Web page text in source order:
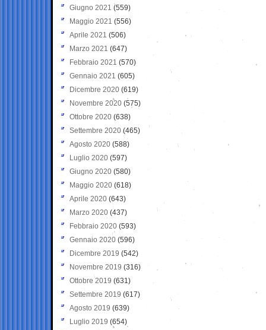
Giugno 2021(559)
Maggio 2021 (556)
Aprile 2021 (506)
Marzo 2021 (647)
Febbraio 2021 (570)
Gennaio 2021 (605)
Dicembre 2020 (619)
Novembre 2020 (575)
Ottobre 2020 (638)
Settembre 2020(465)
Agosto 2020 (588)
Luglio 2020 (597)
Giugno 2020 (580)
Maggio 2020 (618)
Aprile 2020 (643)
Marzo 2020 (437)
Febbraio 2020 (593)
Gennaio 2020 (596)
Dicembre 2019 (542)
Novembre 2019 (316)
Ottobre 2019 (631)
Settembre 2019 (617)
Agosto 2019 (639)
Luglio 2019 (654)